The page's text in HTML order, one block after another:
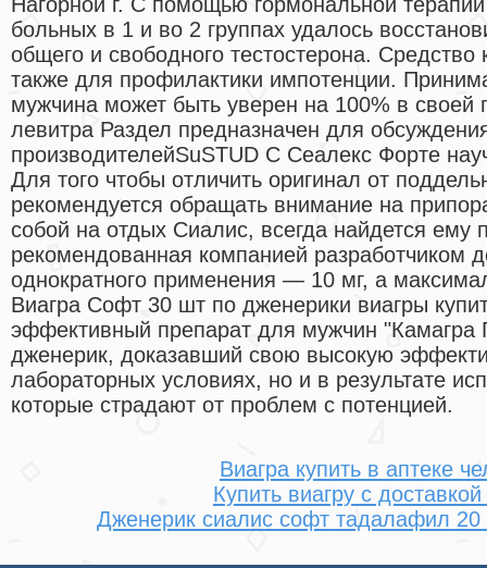
больных в 1 и во 2 группах удалось
общего и свободного тестостерона. Средство
также для профилактики импотенции.
мужчина может быть уверен на 100% в своей
левитра Раздел предназначен для
производителейSuSTUD С Сеалекс Форте
Для того чтобы отличить оригинал от
рекомендуется обращать внимание на
собой на отдых Сиалис, всегда найдется ему
рекомендованная компанией разработчиком
однократного применения — 10 мг, а
Виагра Софт 30 шт по дженерики виагры
эффективный препарат для мужчин "Камагра
дженерик, доказавший свою высокую
лабораторных условиях, но и в результате
которые страдают от проблем с потенцией.
Виагра купить в аптеке
Купить виагру с
Дженерик сиалис софт тадалафил 20